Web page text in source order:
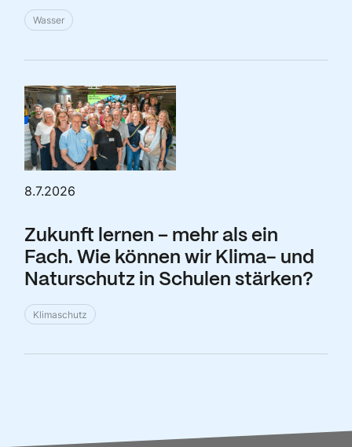
Wasser
8.7.2026
Zukunft lernen – mehr als ein
Fach. Wie können wir Klima- und
Naturschutz in Schulen stärken?
Klimaschutz